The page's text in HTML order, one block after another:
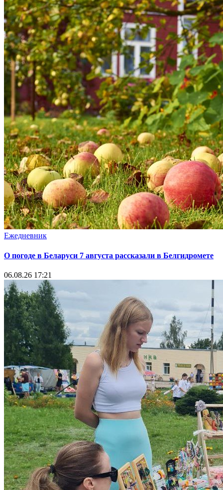
Ежедневник
О погоде в Беларуси 7 августа рассказали в Белгидромете
06.08.26 17:21